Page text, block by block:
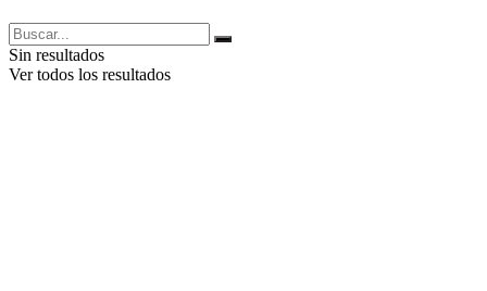
Sin resultados
Ver todos los resultados